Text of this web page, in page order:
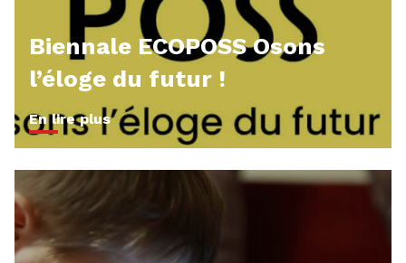
Biennale ECOPOSS Osons
l’éloge du futur !
En lire plus